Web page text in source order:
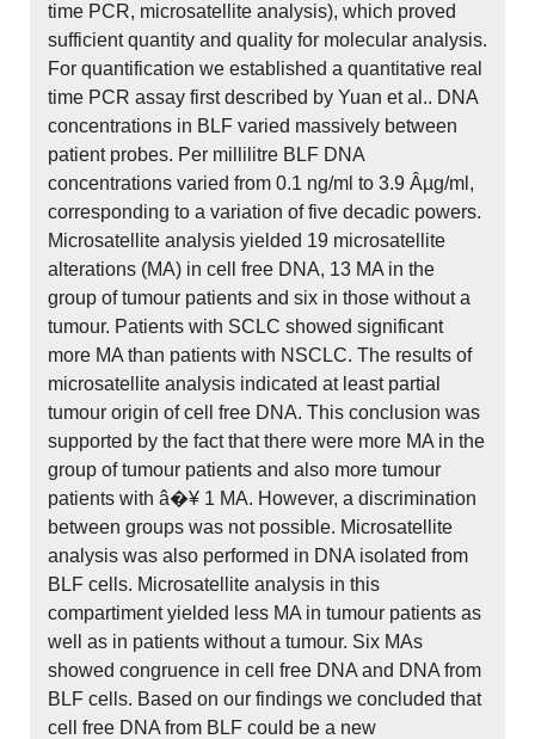
time PCR, microsatellite analysis), which proved
sufficient quantity and quality for molecular analysis.
For quantification we established a quantitative real
time PCR assay first described by Yuan et al.. DNA
concentrations in BLF varied massively between
patient probes. Per millilitre BLF DNA
concentrations varied from 0.1 ng/ml to 3.9 Âµg/ml,
corresponding to a variation of five decadic powers.
Microsatellite analysis yielded 19 microsatellite
alterations (MA) in cell free DNA, 13 MA in the
group of tumour patients and six in those without a
tumour. Patients with SCLC showed significant
more MA than patients with NSCLC. The results of
microsatellite analysis indicated at least partial
tumour origin of cell free DNA. This conclusion was
supported by the fact that there were more MA in the
group of tumour patients and also more tumour
patients with â�¥ 1 MA. However, a discrimination
between groups was not possible. Microsatellite
analysis was also performed in DNA isolated from
BLF cells. Microsatellite analysis in this
compartiment yielded less MA in tumour patients as
well as in patients without a tumour. Six MAs
showed congruence in cell free DNA and DNA from
BLF cells. Based on our findings we concluded that
cell free DNA from BLF could be a new